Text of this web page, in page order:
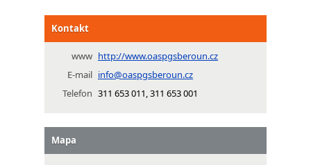
Kontakt
www http://www.oaspgsberoun.cz
E-mail info@oaspgsberoun.cz
Telefon 311 653 011, 311 653 001
Mapa